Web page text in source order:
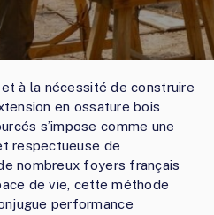
et à la nécessité de construire
en ossature bois
s’impose comme une
respectueuse de
nombreux foyers français
de vie, cette méthode
performance